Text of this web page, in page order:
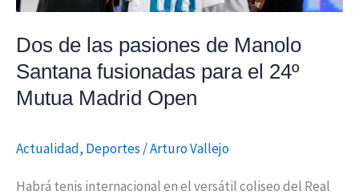
Dos de las pasiones de Manolo
Santana fusionadas para el 24º
Mutua Madrid Open
Actualidad, Deportes /Arturo Vallejo
Habrá tenis internacional en el versátil coliseo del Real
para
el
24º
Madrid